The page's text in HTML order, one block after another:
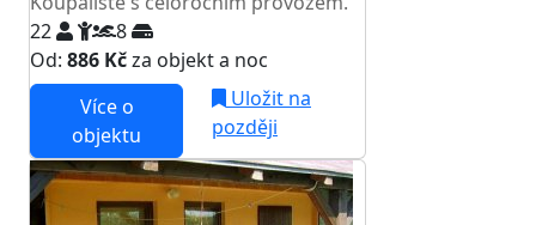
22
8
Od: 886 Kčza objekt a noc
Více o
objektu
Uložit na
později